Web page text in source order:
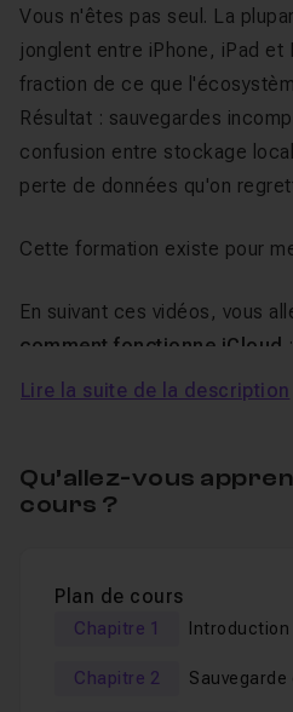
Vous n'êtes pas seul. La
jonglent entre iPhone, iPad et
fraction de ce que
Résultat : sauvegardes
confusion entre stockage
perte de données qu'on
Cette formation existe pour
En suivant ces vidéos, vous
comment fonctionne iCloud
entre une sauvegarde et une
synchroniser correctement
sécuriser vos données, et à
partager sans connexion
papier universel pour passer
un mot de passe, la fonction
Lire la suite de la description
Qu’allez-vous
cours ?
Plan de cours
Chapitre 1 Introduction
Chapitre 2